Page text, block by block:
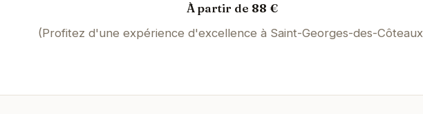
À partir de 88 €
(Profitez d'une expérience d'excellence à Saint-Georges-des-